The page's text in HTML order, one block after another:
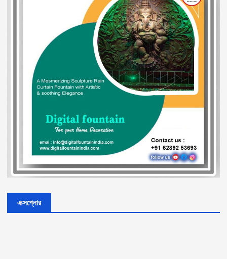
এক্সপ্লোর